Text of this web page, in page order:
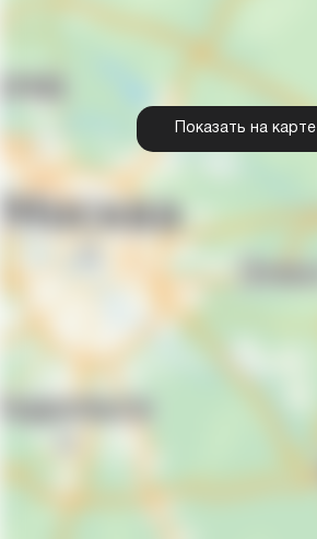
Показать на карте